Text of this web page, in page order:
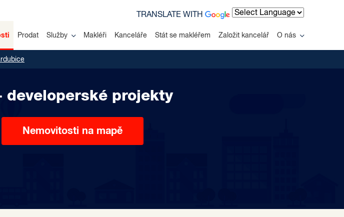
Prodat Služby Makléři Kanceláře Stát se makléřem Založit kancelář O nás
TRANSLATE WITH
developerské projekty
Nemovitosti na mapě